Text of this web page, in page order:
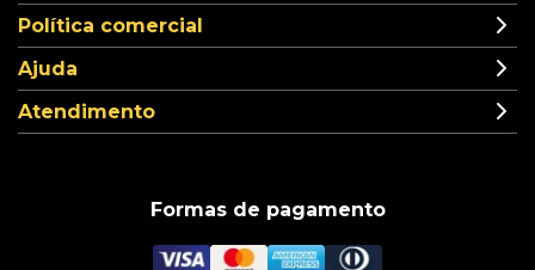
Política comercial
Ajuda
Atendimento
Formas de pagamento